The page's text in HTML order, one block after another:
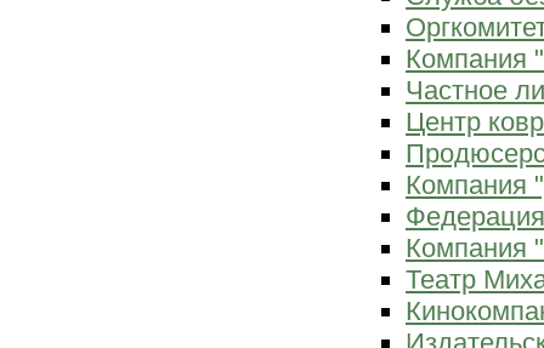
Компания
Частное
Центр
Компания
Компания
Театр